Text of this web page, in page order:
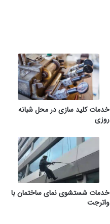
خدمات کلید سازی در محل شبانه
روزی
خدمات شستشوی نمای ساختمان با
واترجت